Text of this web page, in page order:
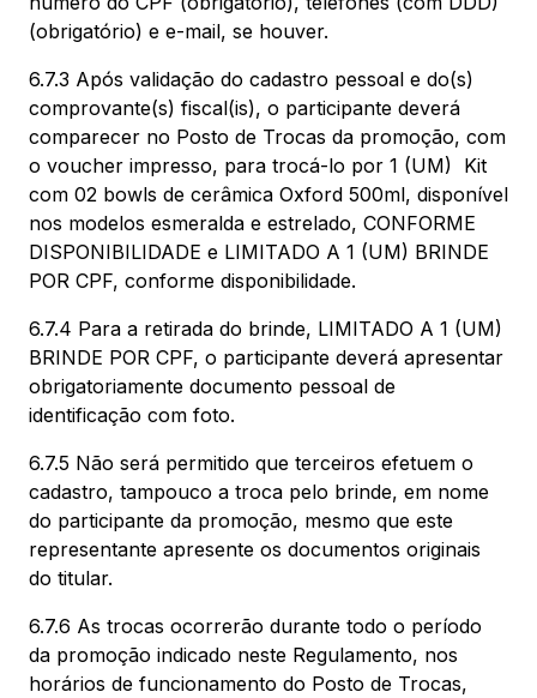
(obrigatório) e e-mail, se houver.
6.7.3 Após validação do cadastro pessoal e do(s)
comprovante(s) fiscal(is), o participante deverá
comparecer no Posto de Trocas da promoção, com
o voucher impresso, para trocá-lo por 1 (UM) Kit
com 02 bowls de cerâmica Oxford 500ml, disponível
nos modelos esmeralda e estrelado, CONFORME
DISPONIBILIDADE e LIMITADO A 1 (UM) BRINDE
POR CPF, conforme disponibilidade.
6.7.4 Para a retirada do brinde, LIMITADO A 1 (UM)
BRINDE POR CPF, o participante deverá apresentar
obrigatoriamente documento pessoal de
identificação com foto.
6.7.5 Não será permitido que terceiros efetuem o
cadastro, tampouco a troca pelo brinde, em nome
do participante da promoção, mesmo que este
representante apresente os documentos originais
do titular.
6.7.6 As trocas ocorrerão durante todo o período
da promoção indicado neste Regulamento, nos
horários de funcionamento do Posto de Trocas,